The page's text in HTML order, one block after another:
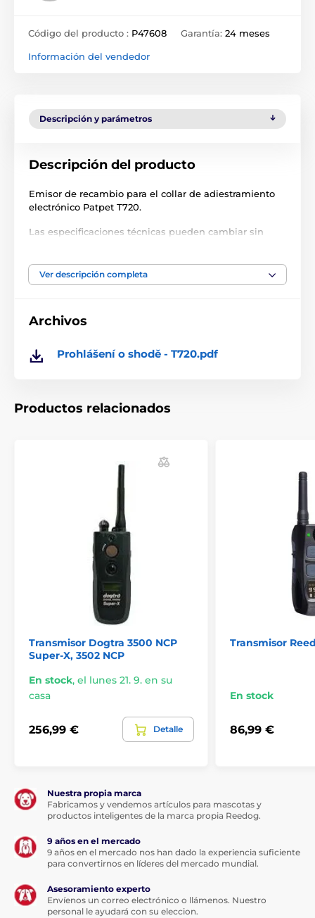
Código del producto : P47608 Garantía: 24 meses
Información del vendedor
Descripción y parámetros
Descripción del producto
Emisor de recambio para el collar de adiestramiento
electrónico Patpet T720.
Las especificaciones técnicas pueden cambiar sin
Transmisores
Ver descripción completa
Archivos
Prohlášení o shodě - T720.pdf
Productos relacionados
Transmisor Dogtra 3500 NCP
Super-X, 3502 NCP
En stock, el lunes 21. 9. en su
casa
256,99 € Detalle
Transmisor
En stock
86,99 €
Nuestra propia marca
Fabricamos y vendemos artículos para mascotas y
productos inteligentes de la marca propia Reedog.
9 años en el mercado
9 años en el mercado nos han dado la experiencia suficiente
para convertirnos en líderes del mercado mundial.
Asesoramiento experto
Envíenos un correo electrónico o llámenos. Nuestro
personal le ayudará con su eleccion.